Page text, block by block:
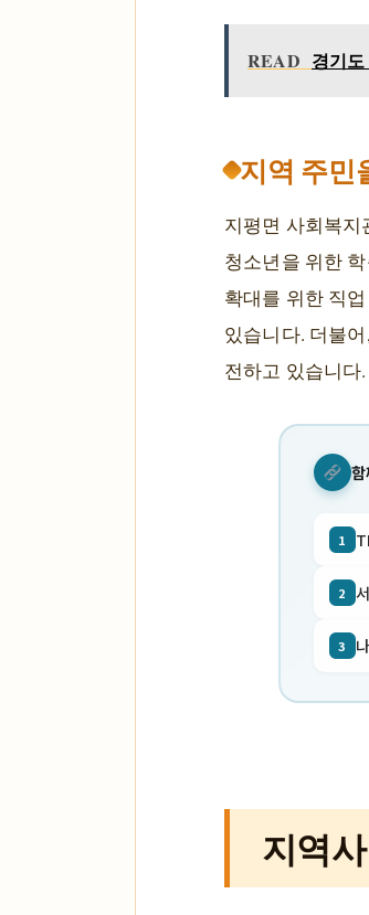
READ 경기
지역 주민
지평면 사회복
청소년을 위한
확대를 위한 직
있습니다. 더불
전하고 있습니다.
함
1
2
3
지역